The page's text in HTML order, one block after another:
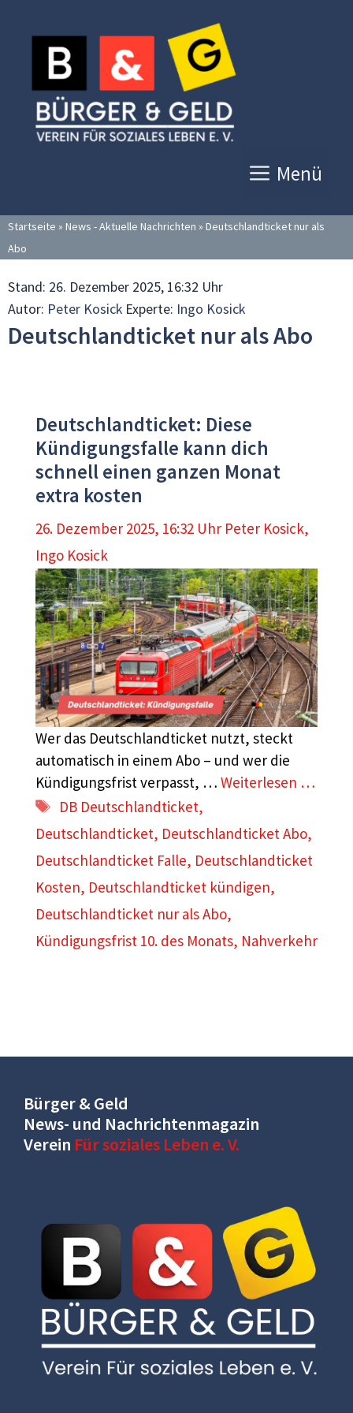
Inhalt
springen
Menü
Startseite » News - Aktuelle Nachrichten » Deutschlandticket nur als
Abo
Stand: 26. Dezember 2025, 16:32 Uhr
Autor: Peter Kosick Experte: Ingo Kosick
Deutschlandticket nur als Abo
Deutschlandticket: Diese
Kündigungsfalle kann dich
schnell einen ganzen Monat
extra kosten
26. Dezember 2025, 16:32 Uhr Peter Kosick,
Ingo Kosick
Wer das Deutschlandticket nutzt, steckt
automatisch in einem Abo – und wer die
Kündigungsfrist verpasst, … Weiterlesen …
Schlagwörter
DB Deutschlandticket,
Deutschlandticket, Deutschlandticket Abo,
Deutschlandticket Falle, Deutschlandticket
Kosten, Deutschlandticket kündigen,
Deutschlandticket nur als Abo,
Kündigungsfrist 10. des Monats, Nahverkehr
Bürger & Geld
News- und Nachrichtenmagazin
Verein Für soziales Leben e. V.